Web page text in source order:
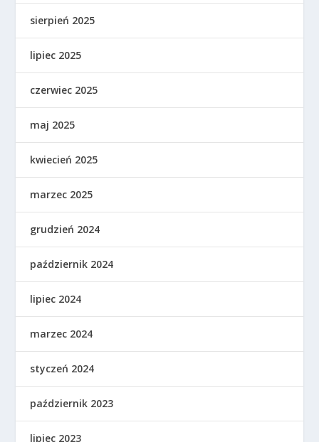
sierpień 2025
lipiec 2025
czerwiec 2025
maj 2025
kwiecień 2025
marzec 2025
grudzień 2024
październik 2024
lipiec 2024
marzec 2024
styczeń 2024
październik 2023
lipiec 2023